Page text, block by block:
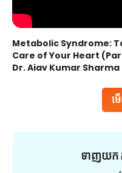
ម
Metabolic Syndrome:
Care of Your Heart
Dr. Ajay Kumar Sharma
ទាញយក